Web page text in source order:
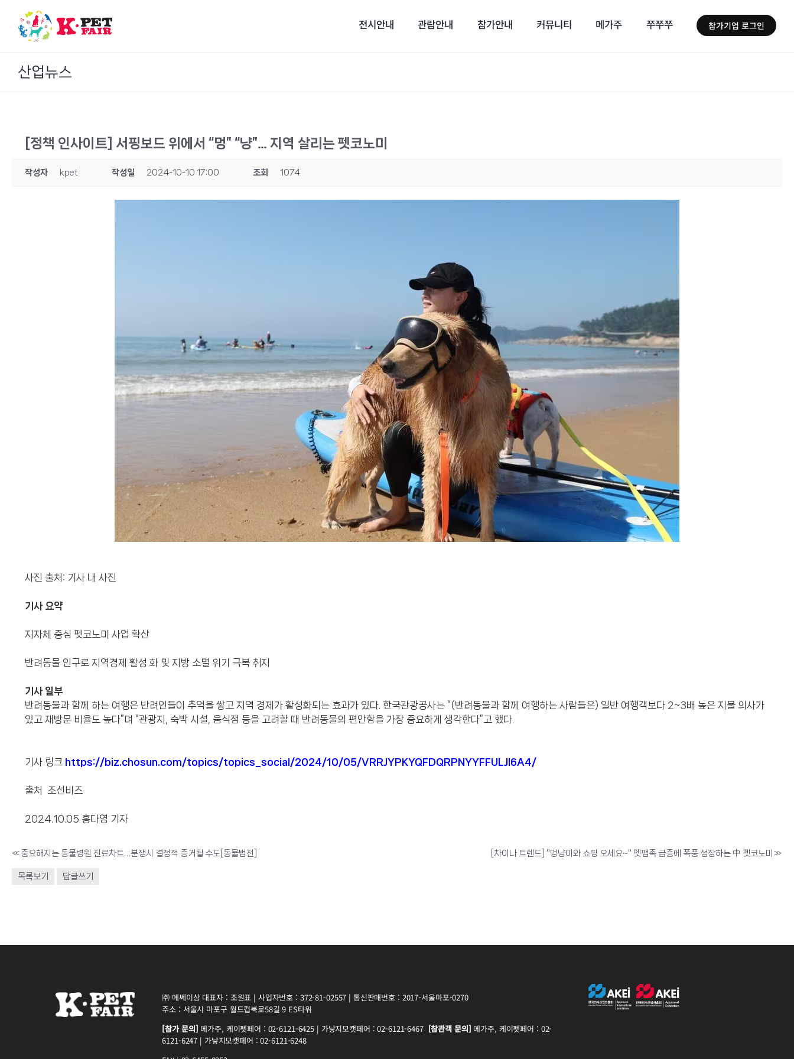
content
전시안내 관람안내 참가안내 커뮤니티 메가주 쭈쭈쭈 참가기업 로그인
산업뉴스
[정책 인사이트] 서핑보드 위에서 “멍” “냥”… 지역 살리는 펫코노미
작성자 kpet 작성일 2024-10-10 17:00 조회 1074
사진 출처: 기사 내 사진
기사 요약
지자체 중심 펫코노미 사업 확산
반려동물 인구로 지역경제 활성 화 및 지방 소멸 위기 극복 취지
기사 일부
반려동물과 함께 하는 여행은 반려인들이 추억을 쌓고 지역 경제가 활성화되는 효과가 있다. 한국관광공사는 “(반려동물과 함께 여행하는 사람들은) 일반 여행객보다 2~3배 높은 지불 의사가
있고 재방문 비율도 높다”며 “관광지, 숙박 시설, 음식점 등을 고려할 때 반려동물의 편안함을 가장 중요하게 생각한다”고 했다.
기사 링크 https://biz.chosun.com/topics/topics_social/2024/10/05/VRRJYPKYQFDQRPNYYFFULJI6A4/
출처 조선비즈
2024.10.05 홍다영 기자
«중요해지는 동물병원 진료차트…분쟁시 결정적 증거될 수도[동물법전] [차이나 트렌드] "멍냥이와 쇼핑 오세요~" 펫팸족 급증에 폭풍 성장하는 中 펫코노미 »
목록보기 답글쓰기
㈜ 메쎄이상 대표자 : 조원표 | 사업자번호 : 372-81-02557 | 통신판매번호 : 2017-서울마포-0270
주소 : 서울시 마포구 월드컵북로58길 9 ES타워
[참가 문의] 메가주, 케이펫페어 : 02-6121-6425 | 가낳지모캣페어 : 02-6121-6467 [참관객 문의] 메가주, 케이펫페어 : 02-
6121-6247 | 가낳지모캣페어 : 02-6121-6248